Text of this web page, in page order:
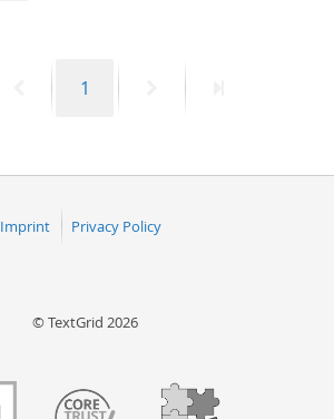
PreviousPage
1
Imprint Privacy Policy
© TextGrid 2026